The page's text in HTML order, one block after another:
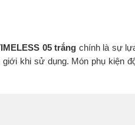
05 trắng chính là sự
khi sử dụng. Món phụ kiện